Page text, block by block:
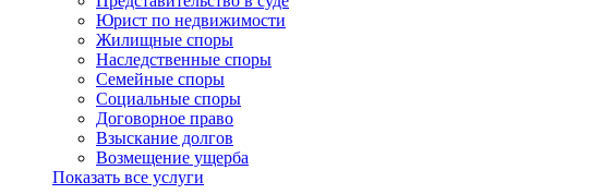
Юрист по недвижимости
Жилищные споры
Наследственные споры
Семейные споры
Социальные споры
Договорное право
Взыскание долгов
Возмещение ущерба
Показать все услуги